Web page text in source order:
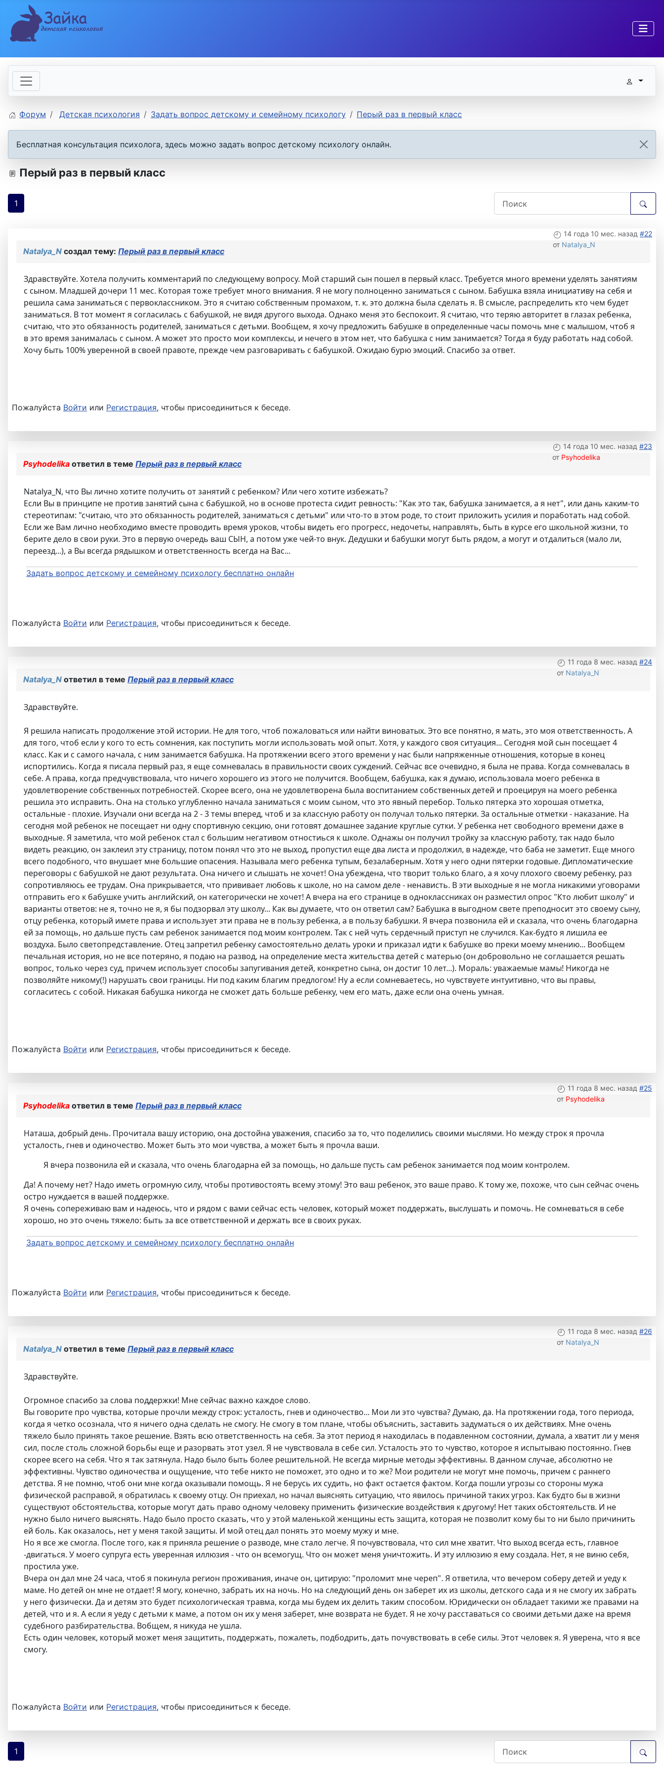
Форум Детская психология Задать вопрос детскому и семейному психологу Перый раз в первый класс
Бесплатная консультация психолога, здесь можно задать вопрос детскому психологу онлайн.
Перый раз в первый класс
1
14 года 10 мес. назад #22
от Natalya_N
Natalya_N создал тему: Перый раз в первый класс
Здравствуйте. Хотела получить комментарий по следующему вопросу. Мой старший сын пошел в первый класс. Требуется много времени уделять занятиям
с сыном. Младшей дочери 11 мес. Которая тоже требует много внимания. Я не могу полноценно заниматься с сыном. Бабушка взяла инициативу на себя и
решила сама заниматься с первоклассником. Это я считаю собственным промахом, т. к. это должна была сделать я. В смысле, распределить кто чем будет
заниматься. В тот момент я согласилась с бабушкой, не видя другого выхода. Однако меня это беспокоит. Я считаю, что теряю авторитет в глазах ребенка,
считаю, что это обязанность родителей, заниматься с детьми. Вообщем, я хочу предложить бабушке в определенные часы помочь мне с малышом, чтоб я
в это время занималась с сыном. А может это просто мои комплексы, и нечего в этом нет, что бабушка с ним занимается? Тогда я буду работать над собой.
Хочу быть 100% уверенной в своей правоте, прежде чем разговаривать с бабушкой. Ожидаю бурю эмоций. Спасибо за ответ.
Пожалуйста Войти или Регистрация, чтобы присоединиться к беседе.
14 года 10 мес. назад #23
от Psyhodelika
Psyhodelika ответил в теме Перый раз в первый класс
Natalya_N, что Вы лично хотите получить от занятий с ребенком? Или чего хотите избежать?
Если Вы в принципе не против занятий сына с бабушкой, но в основе протеста сидит ревность: "Как это так, бабушка занимается, а я нет", или дань каким-то
стереотипам: "считаю, что это обязанность родителей, заниматься с детьми" или что-то в этом роде, то стоит приложить усилия и поработать над собой.
Если же Вам лично необходимо вместе проводить время уроков, чтобы видеть его прогресс, недочеты, направлять, быть в курсе его школьной жизни, то
берите дело в свои руки. Это в первую очередь ваш СЫН, а потом уже чей-то внук. Дедушки и бабушки могут быть рядом, а могут и отдалиться (мало ли,
переезд...), а Вы всегда рядышком и ответственность всегда на Вас...
Задать вопрос детскому и семейному психологу бесплатно онлайн
Пожалуйста Войти или Регистрация, чтобы присоединиться к беседе.
11 года 8 мес. назад #24
от Natalya_N
Natalya_N ответил в теме Перый раз в первый класс
Здравствуйте.
Я решила написать продолжение этой истории. Не для того, чтоб пожаловаться или найти виноватых. Это все понятно, я мать, это моя ответственность. А
для того, чтоб если у кого то есть сомнения, как поступить могли использовать мой опыт. Хотя, у каждого своя ситуация... Сегодня мой сын посещает 4
класс. Как и с самого начала, с ним занимается бабушка. На протяжении всего этого времени у нас были напряженные отношения, которые в конец
испортились. Когда я писала первый раз, я еще сомневалась в правильности своих суждений. Сейчас все очевидно, я была не права. Когда сомневалась в
себе. А права, когда предчувствовала, что ничего хорошего из этого не получится. Вообщем, бабушка, как я думаю, использовала моего ребенка в
удовлетворение собственных потребностей. Скорее всего, она не удовлетворена была воспитанием собственных детей и проецируя на моего ребенка
решила это исправить. Она на столько углубленно начала заниматься с моим сыном, что это явный перебор. Только пятерка это хорошая отметка,
остальные - плохие. Изучали они всегда на 2 - 3 темы вперед, чтоб и за классную работу он получал только пятерки. За остальные отметки - наказание. На
сегодня мой ребенок не посещает ни одну спортивную секцию, они готовят домашнее задание круглые сутки. У ребенка нет свободного времени даже в
выходные. Я заметила, что мой ребенок стал с большим негативом отностиься к школе. Однажы он получил тройку за классную работу, так надо было
видеть реакцию, он заклеил эту страницу, потом понял что это не выход, пропустил еще два листа и продолжил, в надежде, что баба не заметит. Еще много
всего подобного, что внушает мне большие опасения. Называла мего ребенка тупым, безалаберным. Хотя у него одни пятерки годовые. Дипломатические
переговоры с бабушкой не дают результата. Она ничего и слышать не хочет! Она убеждена, что творит только благо, а я хочу плохого своему ребенку, раз
сопротивляюсь ее трудам. Она прикрывается, что прививает любовь к школе, но на самом деле - ненависть. В эти выходные я не могла никакими уговорами
отправить его к бабушке учить английский, он категорически не хочет! А вчера на его странице в одноклассниках он разместил опрос "Кто любит школу" и
варианты ответов: не я, точно не я, я бы подзорвал эту школу... Как вы думаете, что он ответил сам? Бабушка в выгодном свете преподносит это своему сыну,
отцу ребенка, который имете права и использует эти права не в пользу ребенка, а в пользу бабушки. Я вчера позвонила ей и сказала, что очень благодарна
ей за помощь, но дальше пусть сам ребенок занимается под моим контролем. Так с ней чуть сердечный приступ не случился. Как-будто я лишила ее
воздуха. Было светопредставление. Отец запретил ребенку самостоятельно делать уроки и приказал идти к бабушке во преки моему мнению... Вообщем
печальная история, но не все потеряно, я подаю на развод, на определение места жительства детей с матерью (он добровольно не соглашается решать
вопрос, только через суд, причем использует способы запугивания детей, конкретно сына, он достиг 10 лет...). Мораль: уважаемые мамы! Никогда не
позволяйте никому(!) нарушать свои границы. Ни под каким благим предлогом! Ну а если сомневаетесь, но чувствуете интуитивно, что вы правы,
согласитесь с собой. Никакая бабушка никогда не сможет дать больше ребенку, чем его мать, даже если она очень умная.
Пожалуйста Войти или Регистрация, чтобы присоединиться к беседе.
11 года 8 мес. назад #25
от Psyhodelika
Psyhodelika ответил в теме Перый раз в первый класс
Наташа, добрый день. Прочитала вашу историю, она достойна уважения, спасибо за то, что поделились своими мыслями. Но между строк я прочла
усталость, гнев и одиночество. Может быть это мои чувства, а может быть я прочла ваши.
Я вчера позвонила ей и сказала, что очень благодарна ей за помощь, но дальше пусть сам ребенок занимается под моим контролем.
Да! А почему нет? Надо иметь огромную силу, чтобы противостоять всему этому! Это ваш ребенок, это ваше право. К тому же, похоже, что сын сейчас очень
остро нуждается в вашей поддержке.
Я очень сопереживаю вам и надеюсь, что и рядом с вами сейчас есть человек, который может поддержать, выслушать и помочь. Не сомневаться в себе
хорошо, но это очень тяжело: быть за все ответственной и держать все в своих руках.
Задать вопрос детскому и семейному психологу бесплатно онлайн
Пожалуйста Войти или Регистрация, чтобы присоединиться к беседе.
11 года 8 мес. назад #26
от Natalya_N
Natalya_N ответил в теме Перый раз в первый класс
Здравствуйте.
Огромное спасибо за слова поддержки! Мне сейчас важно каждое слово.
Вы говорите про чувства, которые прочли между строк: усталость, гнев и одиночество... Мои ли это чувства? Думаю, да. На протяжении года, того периода,
когда я четко осознала, что я ничего одна сделать не смогу. Не смогу в том плане, чтобы объяснить, заставить задуматься о их действиях. Мне очень
тяжело было принять такое решение. Взять всю ответственность на себя. За этот период я находилась в подавленном состоянии, думала, а хватит ли у меня
сил, после столь сложной борьбы еще и разорвать этот узел. Я не чувствовала в себе сил. Усталость это то чувство, которое я испытываю постоянно. Гнев
скорее всего на себя. Что я так затянула. Надо было быть более решительной. Не всегда мирные методы эффективны. В данном случае, абсолютно не
эффективны. Чувство одиночества и ощущение, что тебе никто не поможет, это одно и то же? Мои родители не могут мне помочь, причем с раннего
детства. Я не помню, чтоб они мне когда оказывали помощь. Я не берусь их судить, но факт остается фактом. Когда пошли угрозы со стороны мужа
физической расправой, я обратилась к своему отцу. Он приехал, но начал выяснять ситуацию, что явилось причиной таких угроз. Как будто бы в жизни
существуют обстоятельства, которые могут дать право одному человеку применить физические воздействия к другому! Нет таких обстоятельств. И не
нужно было ничего выяснять. Надо было просто сказать, что у этой маленькой женщины есть защита, которая не позволит кому бы то ни было причинить
ей боль. Как оказалось, нет у меня такой защиты. И мой отец дал понять это моему мужу и мне.
Но я все же смогла. После того, как я приняла решение о разводе, мне стало легче. Я почувствовала, что сил мне хватит. Что выход всегда есть, главное
-двигаться. У моего супруга есть уверенная иллюзия - что он всемогущ. Что он может меня уничтожить. И эту иллюзию я ему создала. Нет, я не виню себя,
простила уже.
Вчера он дал мне 24 часа, чтоб я покинула регион проживания, иначе он, цитирую: "проломит мне череп". Я ответила, что вечером соберу детей и уеду к
маме. Но детей он мне не отдает! Я могу, конечно, забрать их на ночь. Но на следующий день он заберет их из школы, детского сада и я не смогу их забрать
у него физически. Да и детям это будет психологическая травма, когда мы будем их делить таким способом. Юридически он обладает такими же правами на
детей, что и я. А если я уеду с детьми к маме, а потом он их у меня заберет, мне возврата не будет. Я не хочу расставаться со своими детьми даже на время
судебного разбирательства. Вобщем, я никуда не ушла.
Есть один человек, который может меня защитить, поддержать, пожалеть, подбодрить, дать почувствовать в себе силы. Этот человек я. Я уверена, что я все
смогу.
Пожалуйста Войти или Регистрация, чтобы присоединиться к беседе.
1